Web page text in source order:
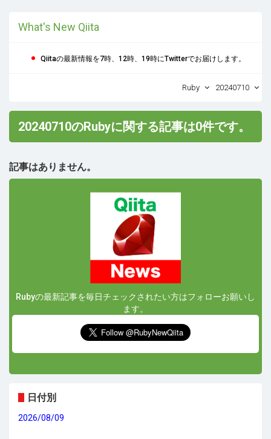
What's New Qiita
Qiitaの最新情報を7時、12時、19時にTwitterでお届けします。
Ruby 20240710
20240710のRubyに関する記事は0件です。
記事はありません。
Rubyの最新記事を毎日チェックされたい方はフォローお願いし
ます。
日付別
2026/08/09